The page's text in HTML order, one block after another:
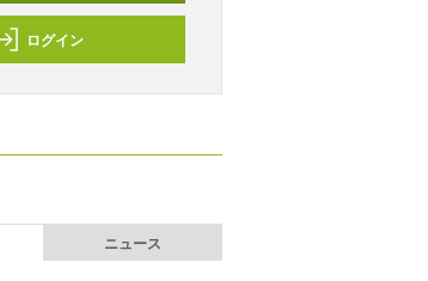
ログイン
ニュース